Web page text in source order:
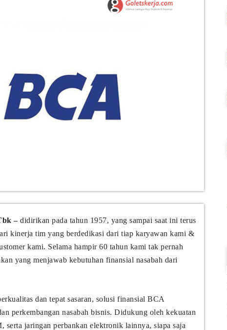
–didirikan pada tahun 1957, yang sampai saat ini terus
kinerja tim yang berdedikasi dari tiap karyawan kami &
kami. Selama hampir 60 tahun kami tak pernah
yang menjawab kebutuhan finansial nasabah dari
dan tepat sasaran, solusi finansial BCA
perkembangan nasabah bisnis. Didukung oleh kekuatan
serta jaringan perbankan elektronik lainnya, siapa saja